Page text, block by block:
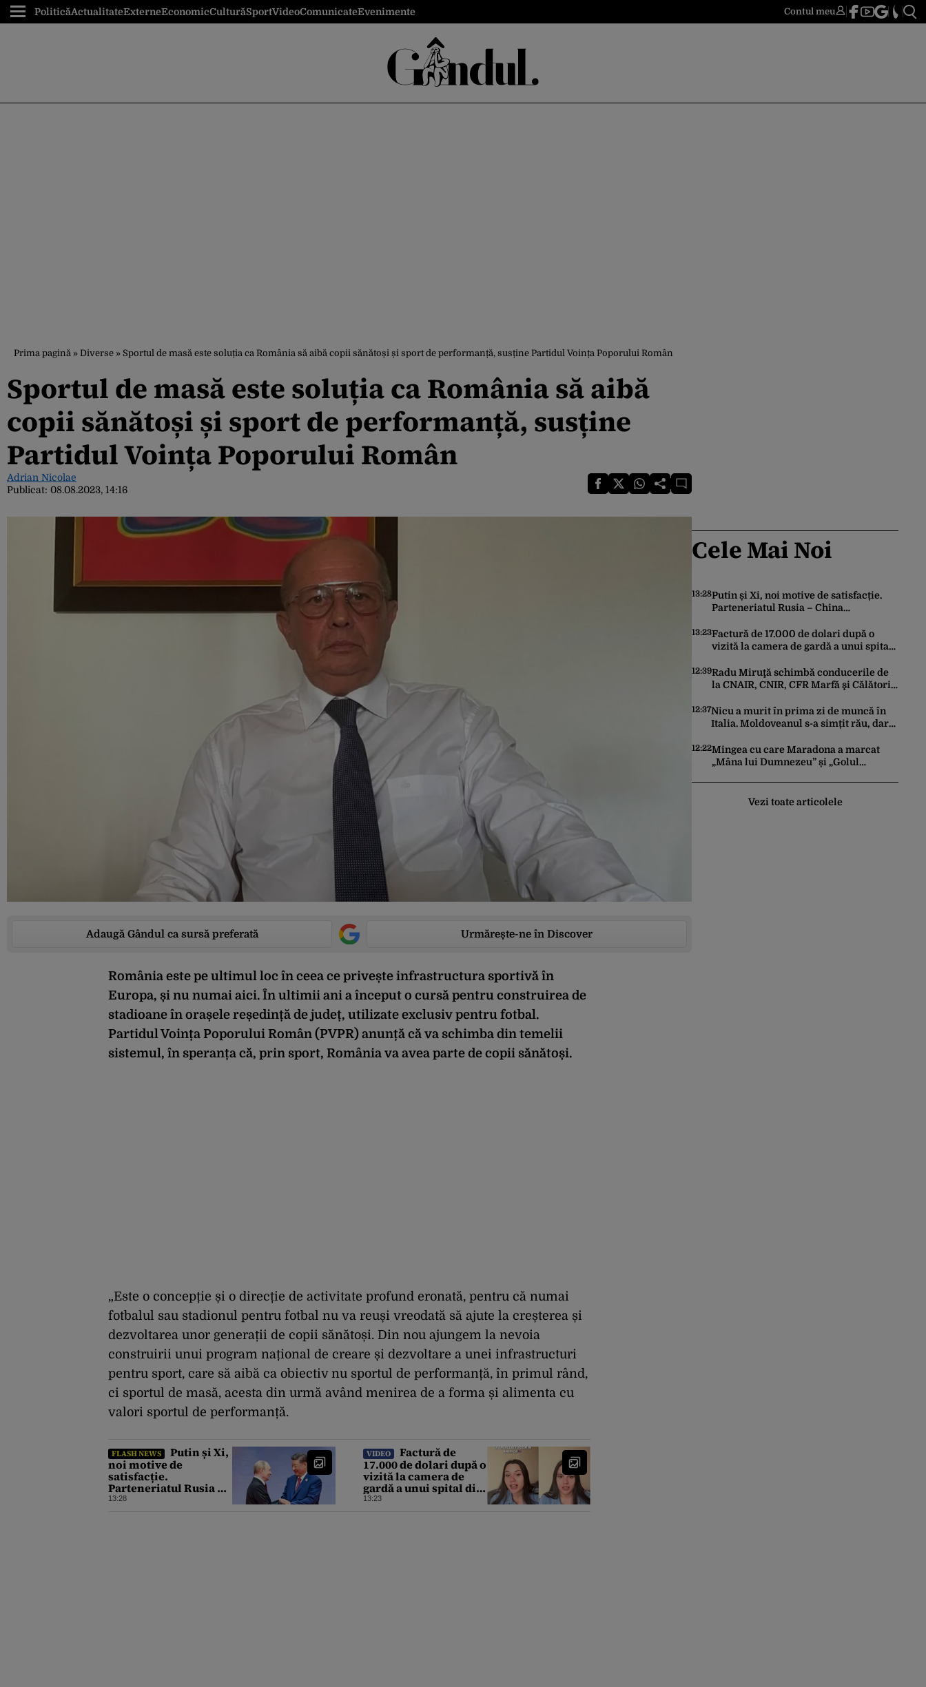
PoliticăActualitateExterneEconomicCulturăSportVideoComunicateEvenimente Contul meu
Prima pagină » Diverse » Sportul de masă este soluția ca România să aibă copii sănătoși și sport de performanță, susține Partidul Voința Poporului Român
Sportul de masă este soluția ca România să aibă
copii sănătoși și sport de performanță, susține
Partidul Voința Poporului Român
Adrian Nicolae
Publicat: 08.08.2023, 14:16
Adaugă Gândul ca sursă preferată Urmărește-ne în Discover
România este pe ultimul loc în ceea ce privește infrastructura sportivă în
Europa, și nu numai aici. În ultimii ani a început o cursă pentru construirea de
stadioane în orașele reședință de județ, utilizate exclusiv pentru fotbal.
Partidul Voința Poporului Român (PVPR) anunță că va schimba din temelii
sistemul, în speranța că, prin sport, România va avea parte de copii sănătoși.
„Este o concepție și o direcție de activitate profund eronată, pentru că numai
fotbalul sau stadionul pentru fotbal nu va reuși vreodată să ajute la creșterea și
dezvoltarea unor generații de copii sănătoși. Din nou ajungem la nevoia
construirii unui program național de creare și dezvoltare a unei infrastructuri
pentru sport, care să aibă ca obiectiv nu sportul de performanță, în primul rând,
ci sportul de masă, acesta din urmă având menirea de a forma și alimenta cu
valori sportul de performanță.
FLASH NEWS
Putin și Xi,
noi motive de
satisfacție.
Parteneriatul Rusia –
China funcționează la
13:28
VIDEO
Factură de
17.000 de dolari după o
vizită la camera de
gardă a unui spital din
SUA. Cât a plătit, de
13:23
Cele Mai Noi
13:28Putin și Xi, noi motive de satisfacție.
Parteneriatul Rusia – China
schimburile comerciale ating niveluri
record
13:23Factură de 17.000 de dolari după o
vizită la camera de gardă a unui spital
româncă
12:39Radu Miruţă schimbă conducerile de
la CNAIR, CNIR, CFR Marfă şi Călători
12:37Nicu a murit în prima zi de muncă în
Italia. Moldoveanul s-a simțit rău, dar
români, anchetați
12:22Mingea cu care Maradona a marcat
„Mâna lui Dumnezeu” și „Golul
Vezi toate articolele